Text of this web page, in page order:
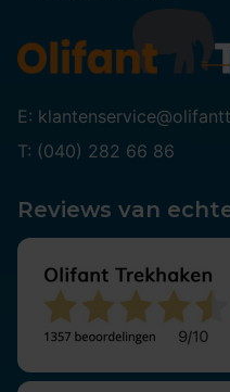
E:
T: (040) 282 66 86
Reviews van